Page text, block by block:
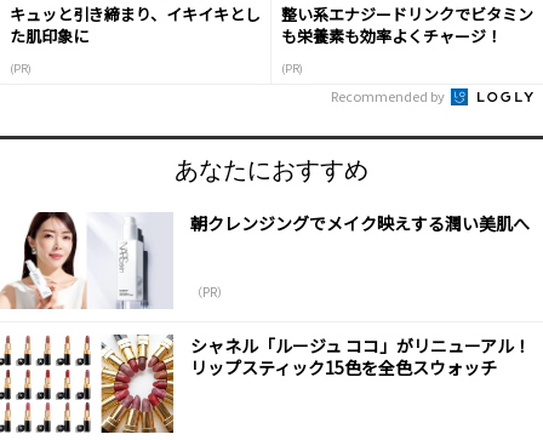
キュッと引き締まり、イキイキとし
た肌印象に
(PR)
整い系エナジードリンクでビタミン
も栄養素も効率よくチャージ！
(PR)
Recommended by
あなたにおすすめ
朝クレンジングでメイク映えする潤い美肌へ
（PR）
シャネル「ルージュ ココ」がリニューアル！
リップスティック15色を全色スウォッチ